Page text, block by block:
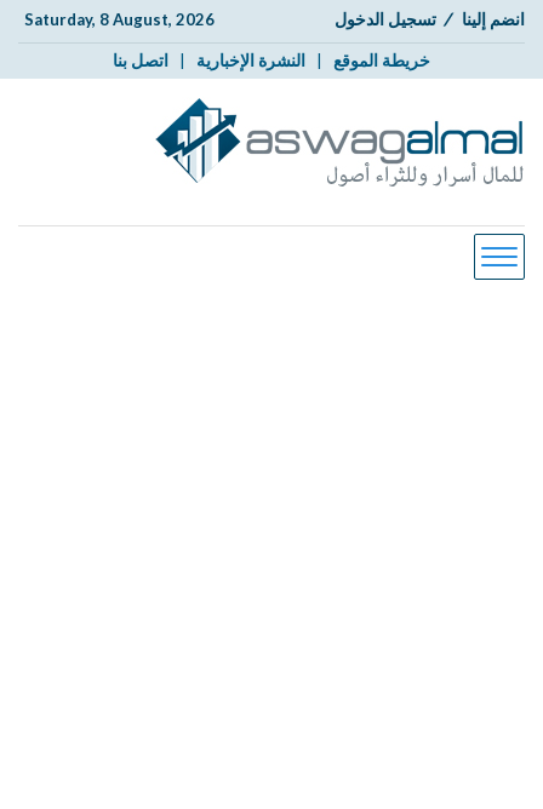
انضم إلينا / تسجيل الدخول Saturday, 8 August, 2026
خريطة الموقع | النشرة الإخبارية | اتصل بنا